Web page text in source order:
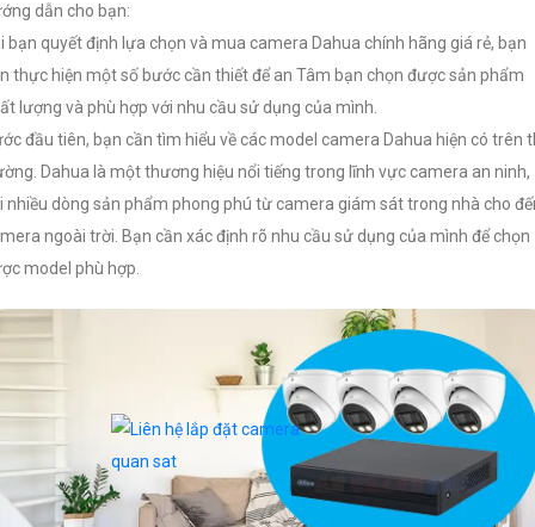
dẫn cho bạn:
bạn quyết định lựa chọn và mua camera Dahua chính hãng giá rẻ, bạn
thực hiện một số bước cần thiết để an Tâm bạn chọn được sản phẩm
lượng và phù hợp với nhu cầu sử dụng của mình.
đầu tiên, bạn cần tìm hiểu về các model camera Dahua hiện có trên
Dahua là một thương hiệu nổi tiếng trong lĩnh vực camera an ninh,
nhiều dòng sản phẩm phong phú từ camera giám sát trong nhà cho
ngoài trời. Bạn cần xác định rõ nhu cầu sử dụng của mình để chọn
model phù hợp.